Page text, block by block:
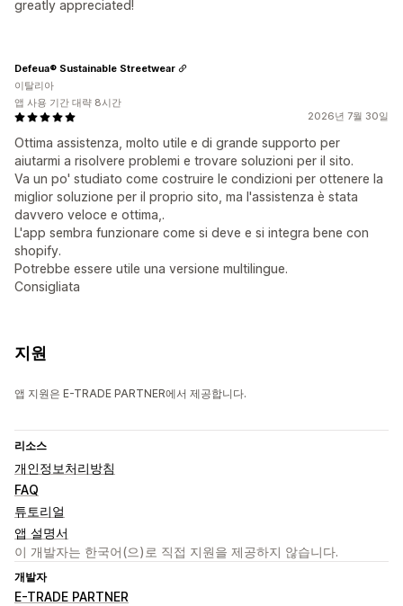
greatly appreciated!
2026년 7월 30일
Ottima assistenza, molto utile e di grande supporto per
aiutarmi a risolvere problemi e trovare soluzioni per il sito.
Va un po' studiato come costruire le condizioni per ottenere la
miglior soluzione per il proprio sito, ma l'assistenza è stata
davvero veloce e ottima,.
L'app sembra funzionare come si deve e si integra bene con
shopify.
Potrebbe essere utile una versione multilingue.
Consigliata
Defeua® Sustainable Streetwear
이탈리아
앱 사용 기간 대략 8시간
지원
앱 지원은 E-TRADE PARTNER에서 제공합니다.
리소스
개인정보처리방침
FAQ
튜토리얼
앱 설명서
이 개발자는 한국어(으)로 직접 지원을 제공하지 않습니다.
개발자
E-TRADE PARTNER